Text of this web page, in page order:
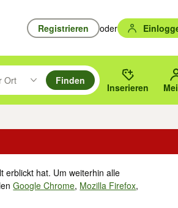
Registrieren oder
unten durchsuchen und mit Eingabetaste
drücken um zu suchen, oder Vorschläge
Ort
Umkreis des gewählten Orts oder PLZ.
Finden
Inserieren
erblickt hat. Um weiterhin alle
Google Chrome, Mozilla Firefox,